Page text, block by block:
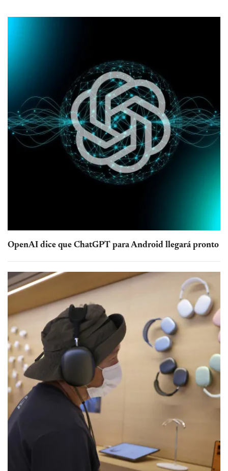
OpenAI dice que ChatGPT para Android llegará pronto